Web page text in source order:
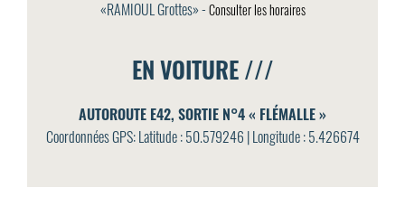
«RAMIOUL Grottes» - Consulter les horaires
EN VOITURE ///
AUTOROUTE E42, SORTIE N°4 « FLÉMALLE »
Coordonnées GPS: Latitude : 50.579246 | Longitude : 5.426674